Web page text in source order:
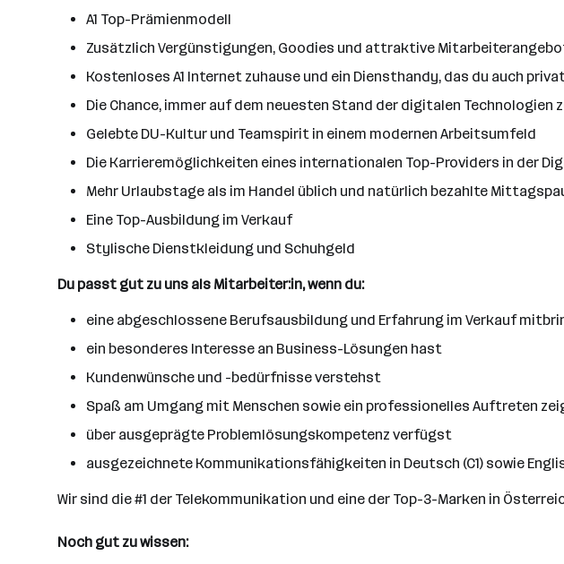
A1 Top-Prämienmodell
Zusätzlich Vergünstigungen, Goodies und attraktive
Kostenloses A1 Internet zuhause und ein Diensthandy, das du auch
Die Chance, immer auf dem neuesten Stand der digitalen Technologien
Gelebte DU-Kultur und Teamspirit in einem modernen Arbeitsumfeld
Die Karrieremöglichkeiten eines internationalen Top-Providers in der
Mehr Urlaubstage als im Handel üblich und natürlich bezahlte
Eine Top-Ausbildung im Verkauf
Stylische Dienstkleidung und Schuhgeld
Du passt gut zu uns als Mitarbeiter:in, wenn du:
eine abgeschlossene Berufsausbildung und Erfahrung im Verkauf
ein besonderes Interesse an Business-Lösungen hast
Kundenwünsche und -bedürfnisse verstehst
Spaß am Umgang mit Menschen sowie ein professionelles Auftreten
über ausgeprägte Problemlösungskompetenz verfügst
ausgezeichnete Kommunikationsfähigkeiten in Deutsch (C1) sowie
Wir sind die #1 der Telekommunikation und eine der Top-3-Marken in
Noch gut zu wissen: